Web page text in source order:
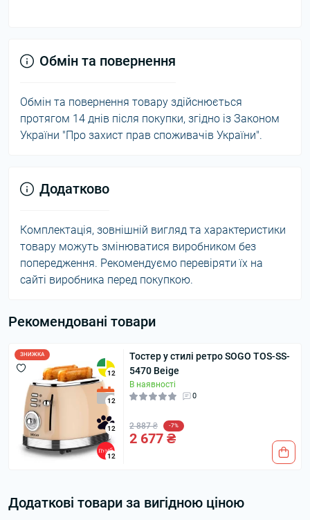
Обмін та повернення
Обмін та повернення товару здійснюється
протягом 14 днів після покупки, згідно із Законом
України "Про захист прав споживачів України".
Додатково
Комплектація, зовнішній вигляд та характеристики
товару можуть змінюватися виробником без
попередження. Рекомендуємо перевіряти їх на
сайті виробника перед покупкою.
Рекомендовані товари
ЗНИЖКА
12
12
12
12
Тостер у стилі ретро SOGO TOS-SS-
5470 Beige
В наявності
0
2 887 ₴ -7%
2 677 ₴
Додаткові товари за вигідною ціною